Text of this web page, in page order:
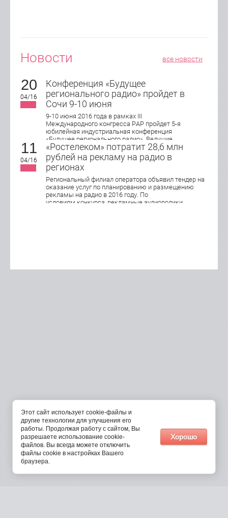
Новости все новости
20
04/16
Конференция «Будущее
регионального радио» пройдет в
Сочи 9-10 июня
9-10 июня 2016 года в рамках III
Международного конгресса РАР пройдет 5-я
юбилейная индустриальная конференция
«Будущее регионального радио». Ведущие
эксперты индустрии обсудят актуальные
подходы в управлении, продажах и маркетинге
локального радио, юридические и
организационные аспекты работы
современной региональной радиостанции.
11
04/16
«Ростелеком» потратит 28,6 млн
рублей на рекламу на радио в
регионах
Региональный филиал оператора объявил тендер на
оказание услуг по планированию и размещению
рекламы на радио в 2016 году. По
условиям конкурса, рекламные аудиоролики
Этот сайт использует cookie-файлы и
другие технологии для улучшения его
работы. Продолжая работу с сайтом, Вы
разрешаете использование cookie-
файлов. Вы всегда можете отключить
файлы cookie в настройках Вашего
браузера.
Хорошо